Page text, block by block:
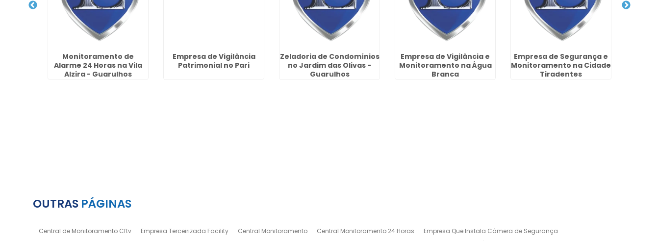
Monitoramento de
Alarme 24 Horas na Vila
Alzira - Guarulhos
Empresa de Vigilância
Patrimonial no Pari
Zeladoria de Condomínios
no Jardim das Olivas -
Guarulhos
Empresa de Vigilância e
Monitoramento na Água
Branca
Empresa de Segurança e
Monitoramento na Cidade
Tiradentes
OUTRAS PÁGINAS
Central de Monitoramento Cftv Empresa Terceirizada Facility Central Monitoramento Central Monitoramento 24 Horas
Empresa Que Instala Câmera de Segurança